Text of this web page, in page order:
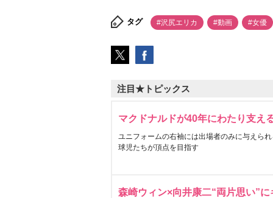
タグ #沢尻エリカ #動画 #女優
注目★トピックス
マクドナルドが40年にわたり支え
ユニフォームの右袖には出場者のみに与えら
球児たちが頂点を目指す
森崎ウィン×向井康二“両片思い”